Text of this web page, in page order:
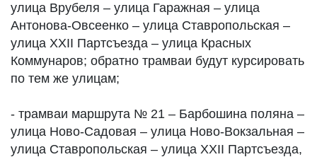
улица Врубеля – улица Гаражная – улица
Антонова-Овсеенко – улица Ставропольская –
улица XXII Партсъезда – улица Красных
Коммунаров; обратно трамваи будут курсировать
по тем же улицам;
- трамваи маршрута № 21 – Барбошина поляна –
улица Ново-Садовая – улица Ново-Вокзальная –
улица Ставропольская – улица XXII Партсъезда,